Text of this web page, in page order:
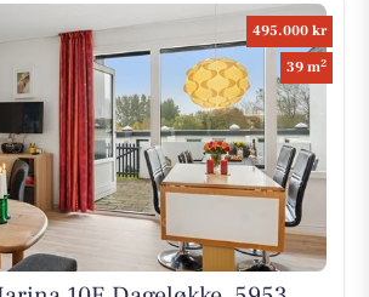
495.000 kr
39 m2